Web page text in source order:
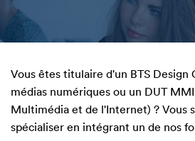
Vous êtes titulaire d'un BTS Design
médias numériques ou un DUT
Multimédia et de l'Internet) ? Vous
spécialiser en intégrant un de nos